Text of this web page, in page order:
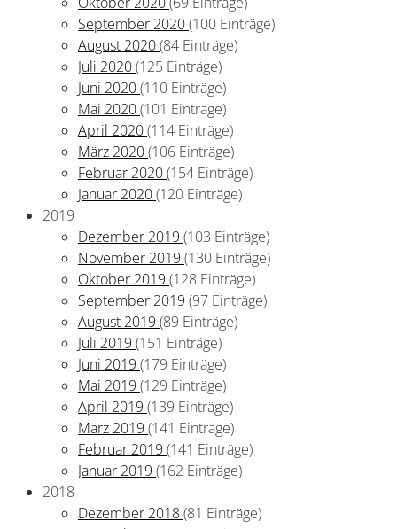
September 2020(100 Einträge)
August 2020(84 Einträge)
Juli 2020(125 Einträge)
Juni 2020(110 Einträge)
Mai 2020(101 Einträge)
April 2020(114 Einträge)
März 2020(106 Einträge)
Februar 2020(154 Einträge)
Januar 2020(120 Einträge)
2019
Dezember 2019 (103 Einträge)
November 2019 (130 Einträge)
Oktober 2019 (128 Einträge)
September 2019 (97 Einträge)
August 2019 (89 Einträge)
Juli 2019 (151 Einträge)
Juni 2019 (179 Einträge)
Mai 2019 (129 Einträge)
April 2019 (139 Einträge)
März 2019 (141 Einträge)
Februar 2019 (141 Einträge)
Januar 2019 (162 Einträge)
2018
Dezember 2018(81 Einträge)